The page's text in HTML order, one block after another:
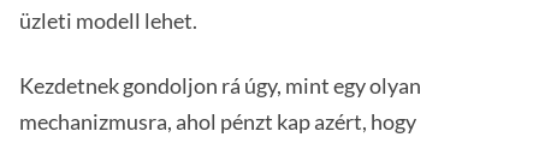
üzleti modell lehet.
Kezdetnek gondoljon rá úgy, mint egy olyan
mechanizmusra, ahol pénzt kap azért, hogy